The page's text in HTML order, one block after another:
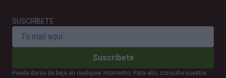
SUSCRÍBETE
Suscríbete
Puede darse de baja en cualquier momento. Para ello, consulte nuestra